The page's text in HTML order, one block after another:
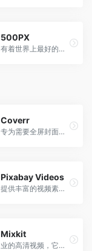
500PX
有着世界上最好的照片分享，你值得拥有
Coverr
专为需要全屏封面视频作为其主页的网页设计师而创建
Pixabay Videos
提供丰富的视频素材资源
Mixkit
业的高清视频，它们都经过了分类和标记，因此易于搜索。